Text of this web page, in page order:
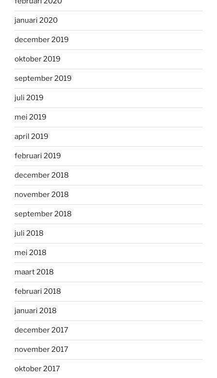
januari 2020
december 2019
oktober 2019
september 2019
juli 2019
mei 2019
april 2019
februari 2019
december 2018
november 2018
september 2018
juli 2018
mei 2018
maart 2018
februari 2018
januari 2018
december 2017
november 2017
oktober 2017